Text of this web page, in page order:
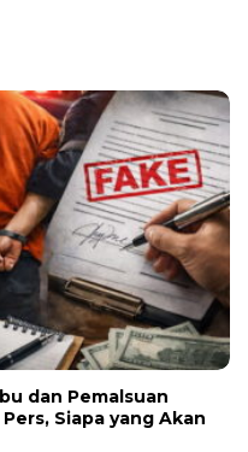
dan Pemalsuan
Siapa yang Akan